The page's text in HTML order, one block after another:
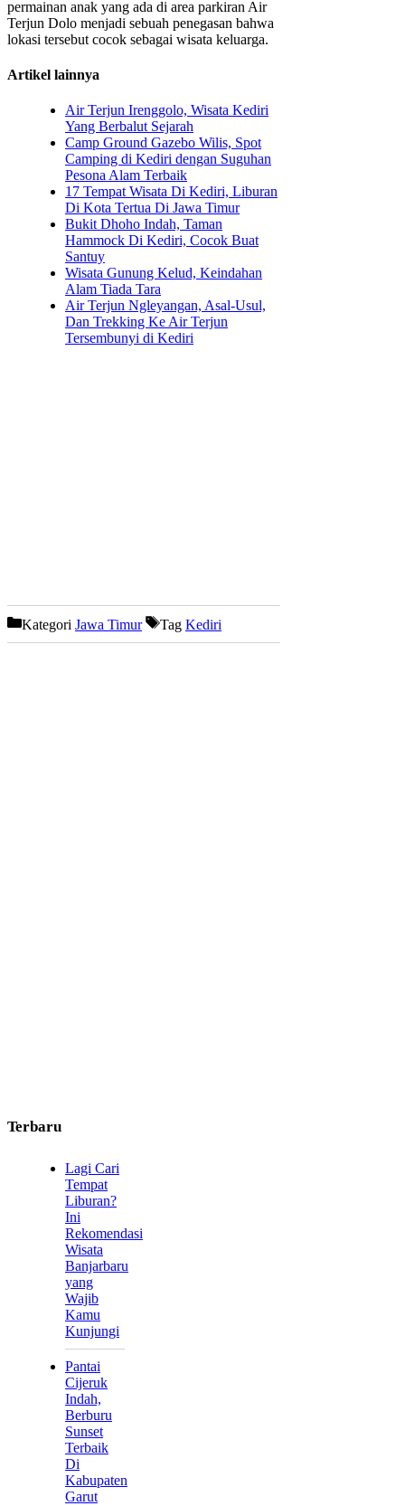
permainan anak yang ada di area parkiran Air
Terjun Dolo menjadi sebuah penegasan bahwa
lokasi tersebut cocok sebagai wisata keluarga.
Artikel lainnya
Air Terjun Irenggolo, Wisata Kediri
Yang Berbalut Sejarah
Camp Ground Gazebo Wilis, Spot
Camping di Kediri dengan Suguhan
Pesona Alam Terbaik
17 Tempat Wisata Di Kediri, Liburan
Di Kota Tertua Di Jawa Timur
Bukit Dhoho Indah, Taman
Hammock Di Kediri, Cocok Buat
Santuy
Wisata Gunung Kelud, Keindahan
Alam Tiada Tara
Air Terjun Ngleyangan, Asal-Usul,
Dan Trekking Ke Air Terjun
Tersembunyi di Kediri
Kategori Jawa Timur Tag Kediri
Terbaru
Lagi Cari
Tempat
Liburan?
Ini
Rekomendasi
Wisata
Banjarbaru
yang
Wajib
Kamu
Kunjungi
Pantai
Cijeruk
Indah,
Berburu
Sunset
Terbaik
Di
Kabupaten
Garut